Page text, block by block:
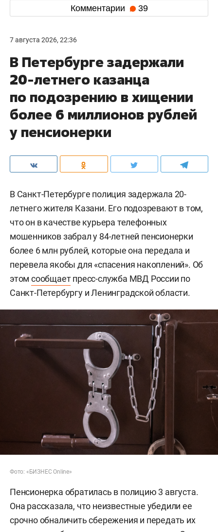
Комментарии 39
7 августа 2026, 22:36
В Петербурге задержали
20-летнего казанца
по подозрению в хищении
более 6 миллионов рублей
у пенсионерки
В Санкт-Петербурге полиция задержала 20-
летнего жителя Казани. Его подозревают в том,
что он в качестве курьера телефонных
мошенников забрал у 84-летней пенсионерки
более 6 млн рублей, которые она передала и
перевела якобы для «спасения накоплений». Об
этом сообщаетпресс-служба МВД России по
Санкт-Петербургу и Ленинградской области.
Фото: «БИЗНЕС Online»
Пенсионерка обратилась в полицию 3 августа.
Она рассказала, что неизвестные убедили ее
срочно обналичить сбережения и передать их